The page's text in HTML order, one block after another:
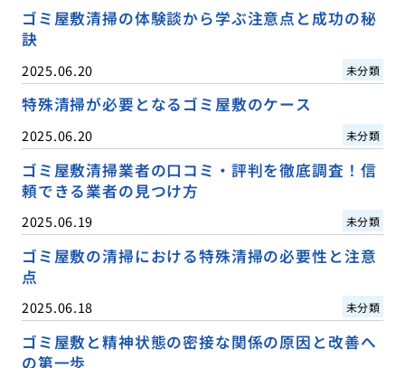
ゴミ屋敷清掃の体験談から学ぶ注意点と成功の秘
訣
2025.06.20 未分類
特殊清掃が必要となるゴミ屋敷のケース
2025.06.20 未分類
ゴミ屋敷清掃業者の口コミ・評判を徹底調査！信
頼できる業者の見つけ方
2025.06.19 未分類
ゴミ屋敷の清掃における特殊清掃の必要性と注意
点
2025.06.18 未分類
ゴミ屋敷と精神状態の密接な関係の原因と改善へ
の第一歩